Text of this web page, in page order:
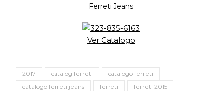
Ferreti Jeans
Ver Catalogo
2017 catalog ferreti
catalogo ferreti
catalogo ferreti jeans
ferreti
ferreti 2015